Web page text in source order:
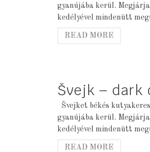
gyanújába kerül.
kedélyével mindenütt
READ MORE
Švejk – dark
Švejket békés
gyanújába kerül.
kedélyével mindenütt
READ MORE